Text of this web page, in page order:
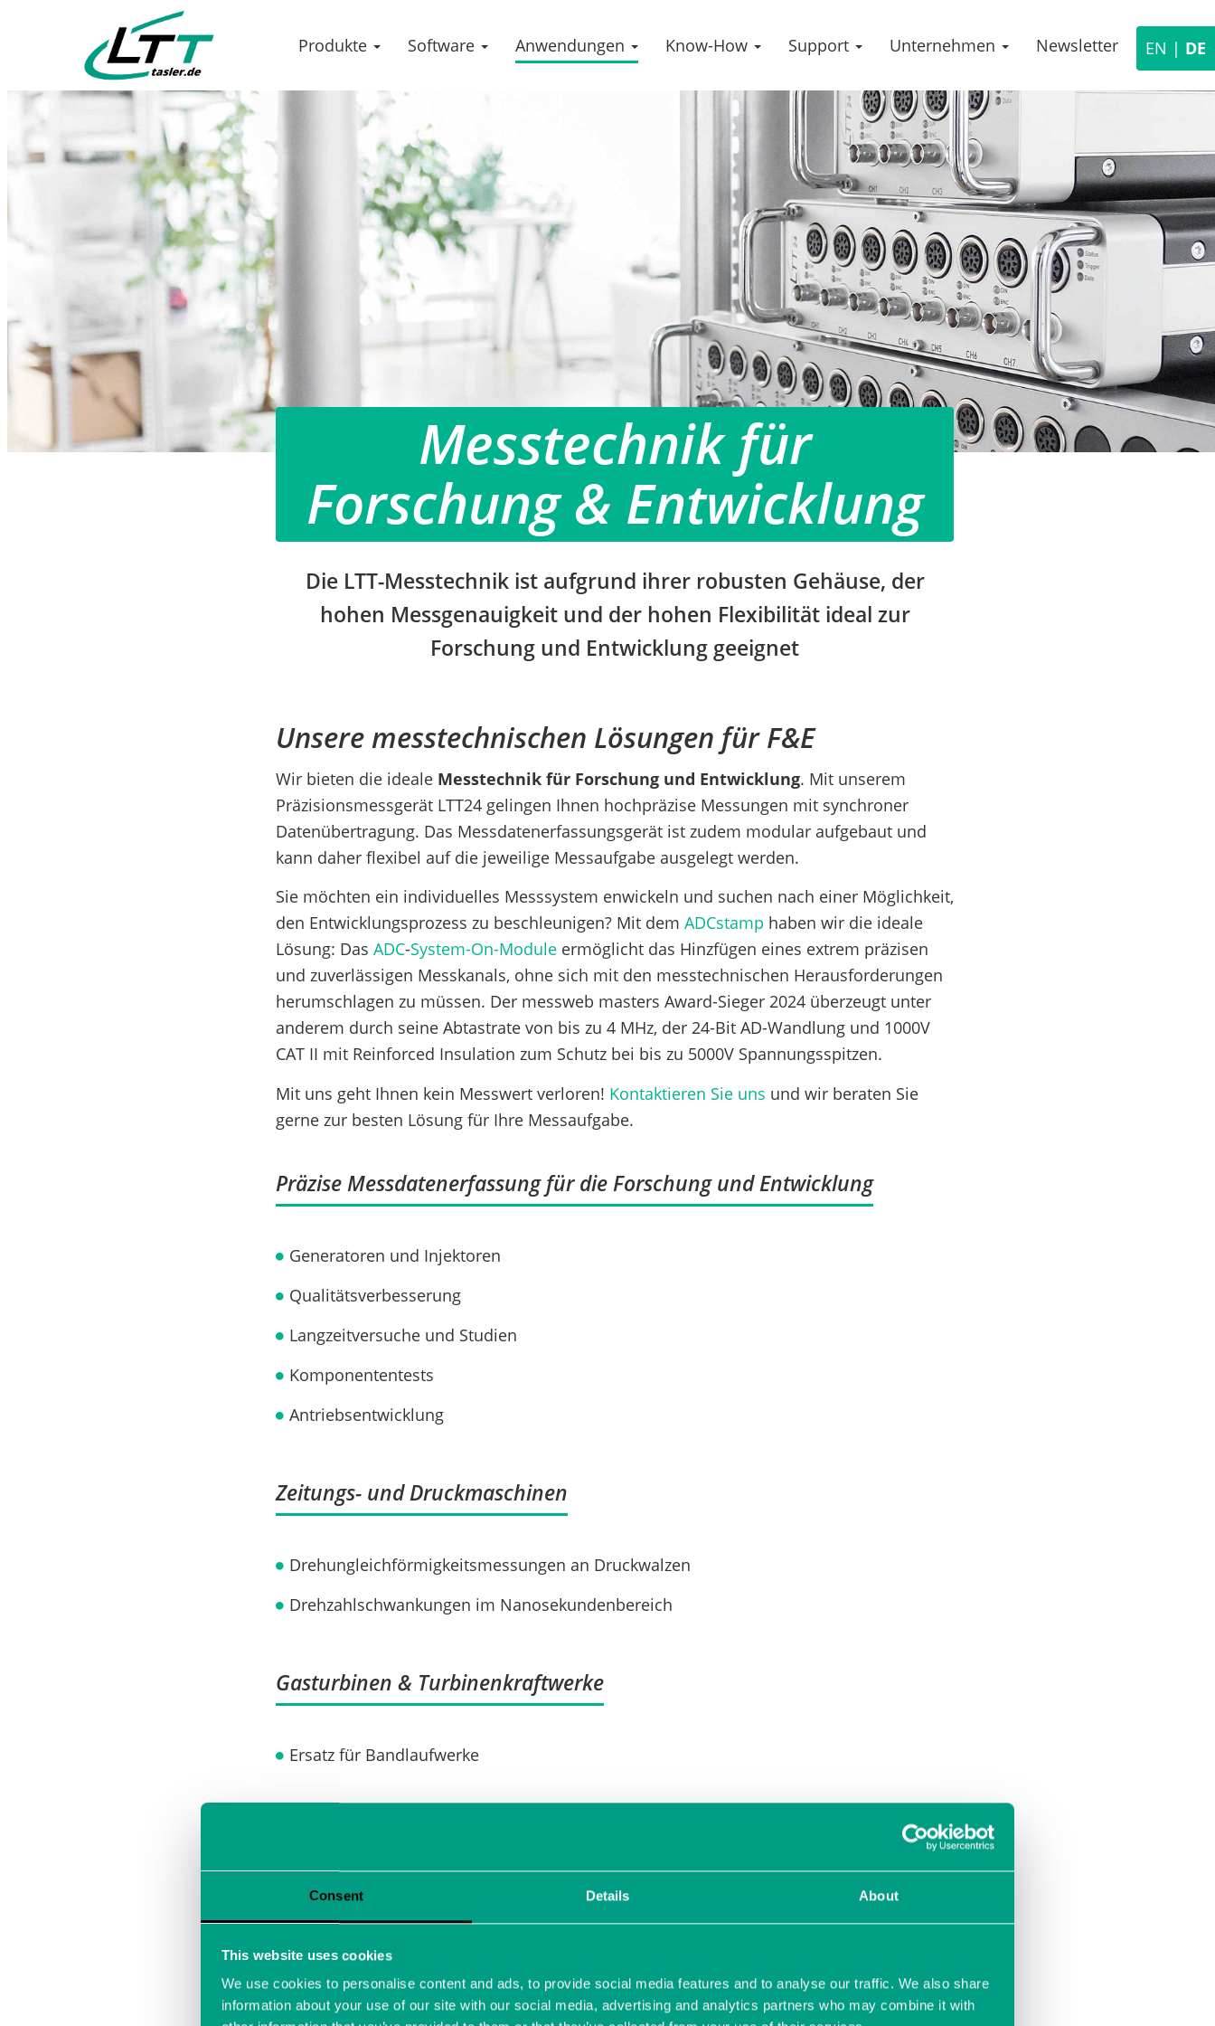
Consent Details About
This website uses cookies
We use cookies to personalise content and ads, to provide social media features and to analyse our traffic. We also share
information about your use of our site with our social media, advertising and analytics partners who may combine it with
| DE
EN
Produkte Software Anwendungen Know-How Support Unternehmen Newsletter News
Messtechnik für
Forschung & Entwicklung
Die LTT-Messtechnik ist aufgrund ihrer robusten Gehäuse, der
hohen Messgenauigkeit und der hohen Flexibilität ideal zur
Forschung und Entwicklung geeignet
Unsere messtechnischen Lösungen für F&E
Wir bieten die ideale Messtechnik für Forschung und Entwicklung. Mit unserem
Präzisionsmessgerät LTT24 gelingen Ihnen hochpräzise Messungen mit synchroner
Datenübertragung. Das Messdatenerfassungsgerät ist zudem modular aufgebaut und
kann daher flexibel auf die jeweilige Messaufgabe ausgelegt werden.
Sie möchten ein individuelles Messsystem enwickeln und suchen nach einer Möglichkeit,
den Entwicklungsprozess zu beschleunigen? Mit dem ADCstamp haben wir die ideale
Lösung: Das ADC-System-On-Module ermöglicht das Hinzfügen eines extrem präzisen
und zuverlässigen Messkanals, ohne sich mit den messtechnischen Herausforderungen
herumschlagen zu müssen. Der messweb masters Award-Sieger 2024 überzeugt unter
anderem durch seine Abtastrate von bis zu 4 MHz, der 24-Bit AD-Wandlung und 1000V
CAT II mit Reinforced Insulation zum Schutz bei bis zu 5000V Spannungsspitzen.
Mit uns geht Ihnen kein Messwert verloren! Kontaktieren Sie uns und wir beraten Sie
gerne zur besten Lösung für Ihre Messaufgabe.
Präzise Messdatenerfassung für die Forschung und Entwicklung
Generatoren und Injektoren
Qualitätsverbesserung
Langzeitversuche und Studien
Komponententests
Antriebsentwicklung
Zeitungs- und Druckmaschinen
Drehungleichförmigkeitsmessungen an Druckwalzen
Drehzahlschwankungen im Nanosekundenbereich
Gasturbinen & Turbinenkraftwerke
Ersatz für Bandlaufwerke
Kavitationseffekte an Schiffpropellern
Motorentwicklung